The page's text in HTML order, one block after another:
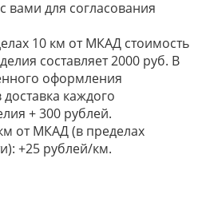
вами для согласования
10 км от МКАД стоимость
составляет 2000 руб. В
оформления
доставка каждого
+ 300 рублей.
от МКАД (в пределах
+25 рублей/км.